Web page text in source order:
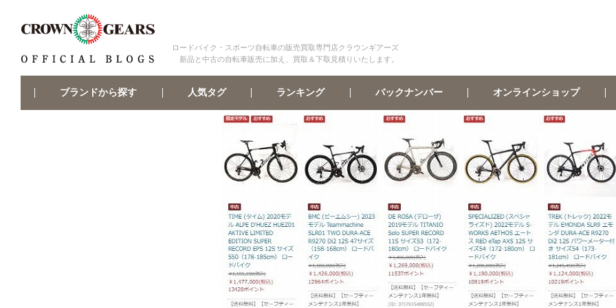
ロードバイク・スポーツ自転車の販売買取専門店クラウンギアーズ
新品と中古の自転車販売に加え、買取＆下取見積りいたします。
ブランドから探す 人気タグ ランキング バックナンバー オンラインショップ